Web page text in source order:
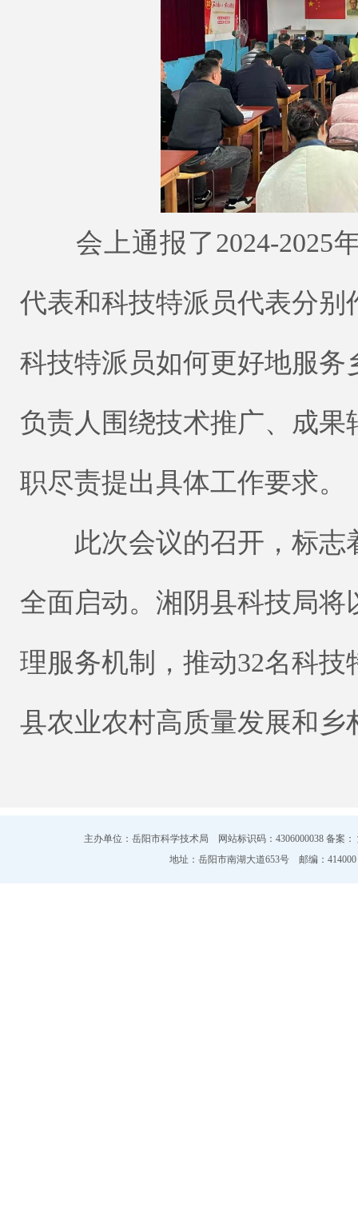
会上通报了2024-2025
代表和科技特派员代表分
科技特派员如何更好地服
负责人围绕技术推广、成
职尽责提出具体工作要求。
此次会议的召开，标志
全面启动。湘阴县科技局
理服务机制，推动32名科
县农业农村高质量发展和
主办单位：岳阳市科学技术局 网站标识码：4306000038 备案：
地址：岳阳市南湖大道653号 邮编：